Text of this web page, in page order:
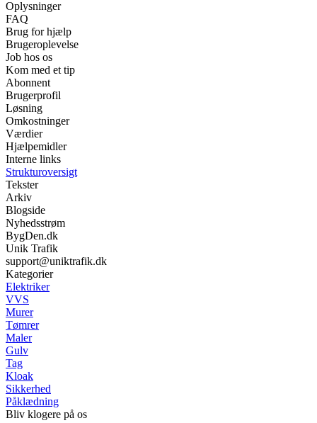
Oplysninger
FAQ
Brug for hjælp
Brugeroplevelse
Job hos os
Kom med et tip
Abonnent
Brugerprofil
Løsning
Omkostninger
Værdier
Hjælpemidler
Interne links
Strukturoversigt
Tekster
Arkiv
Blogside
Nyhedsstrøm
BygDen.dk
Unik Trafik
support@uniktrafik.dk
Kategorier
Elektriker
VVS
Murer
Tømrer
Maler
Gulv
Tag
Kloak
Sikkerhed
Påklædning
Bliv klogere på os